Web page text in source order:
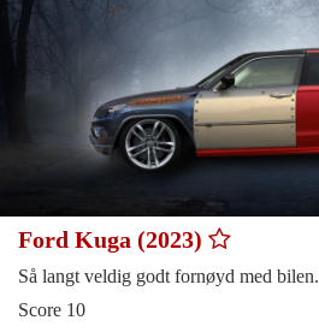
Ford Kuga (2023)
Så langt veldig godt fornøyd med bilen.
Score 10